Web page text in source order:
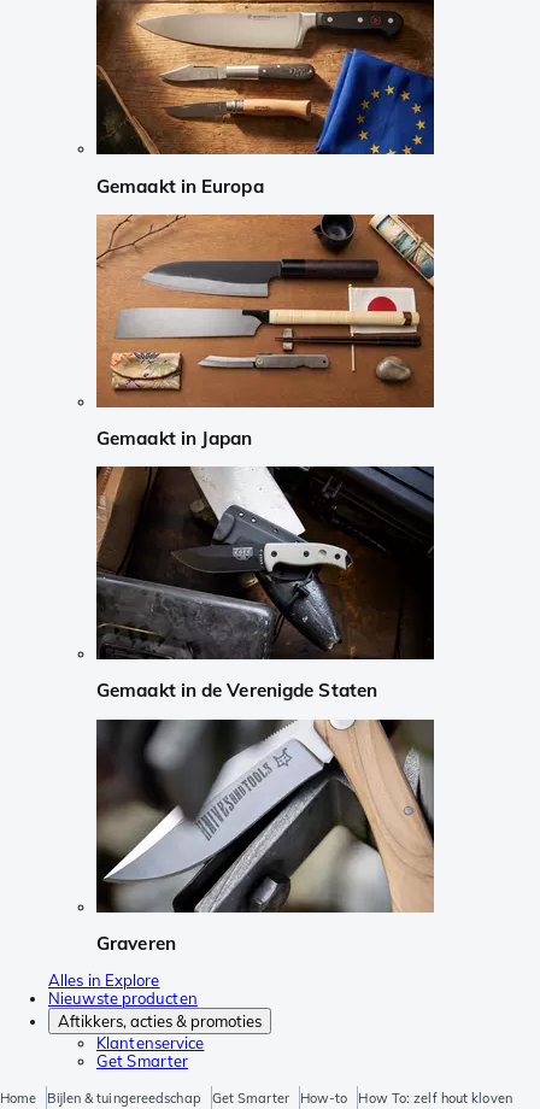
Gemaakt in Europa
Gemaakt in Japan
Gemaakt in de Verenigde Staten
Graveren
Alles in Explore
Nieuwste producten
Aftikkers, acties & promoties
Klantenservice
Get Smarter
Home Bijlen & tuingereedschap Get Smarter How-to How To: zelf hout kloven